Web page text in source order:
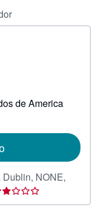
de America
Dublin, NONE,